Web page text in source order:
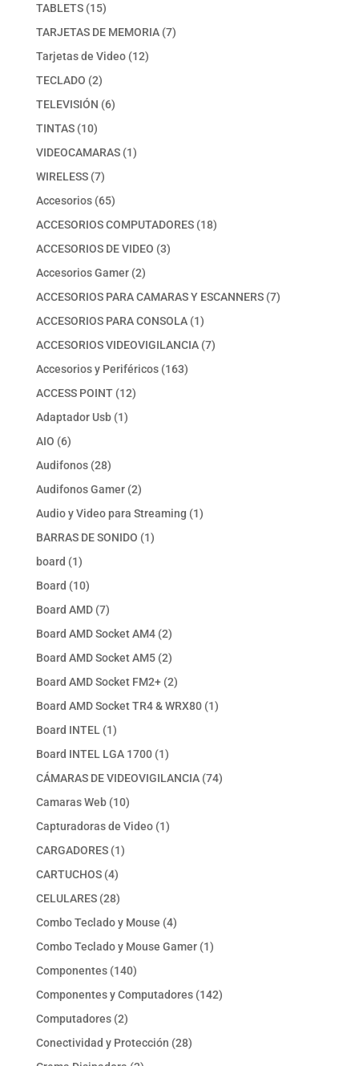
TABLETS 1515
productos
TARJETAS DE MEMORIA 77
Tarjetas de Video 1212
TECLADO 22
productos
TELEVISIÓN 66
TINTAS 1010
productos
VIDEOCAMARAS 11
WIRELESS 77
productos
Accesorios 6565
productos
ACCESORIOS COMPUTADORES 1818
ACCESORIOS DE VIDEO 33
Accesorios Gamer 22
productos
ACCESORIOS PARA CAMARAS Y ESCANNERS 77
ACCESORIOS PARA CONSOLA 11
producto
ACCESORIOS VIDEOVIGILANCIA 77
Accesorios y Periféricos 163163
ACCESS POINT 1212
Adaptador Usb 11
AIO 66
productos
Audifonos 2828
productos
Audifonos Gamer 22
productos
Audio y Video para Streaming 11
BARRAS DE SONIDO 11
board 11
producto
Board 1010
productos
Board AMD 77
productos
Board AMD Socket AM4 22
productos
Board AMD Socket AM5 22
productos
Board AMD Socket FM2+ 22
productos
Board AMD Socket TR4 & WRX80 11
Board INTEL 11
producto
Board INTEL LGA 1700 11
producto
CÁMARAS DE VIDEOVIGILANCIA 7474
Camaras Web 1010
productos
Capturadoras de Video 11
CARGADORES 11
CARTUCHOS 44
productos
CELULARES 2828
productos
Combo Teclado y Mouse 44
productos
Combo Teclado y Mouse Gamer 11
Componentes 140140
productos
Componentes y Computadores 142142
Computadores 22
productos
Conectividad y Protección 2828